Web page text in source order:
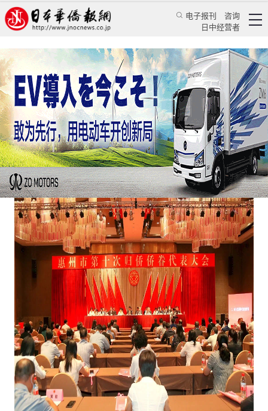
电子报刊
咨询
日中经营者
惠州市侨联聘请留日学人汪先恩为名誉主席
乔聚 华人新闻 文化风采
日本新华侨报 2020/8/25 10:03:50